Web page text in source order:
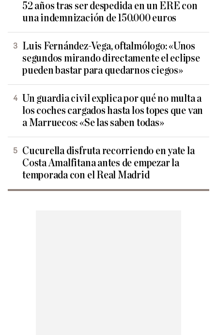
52 años tras ser despedida en un ERE con
una indemnización de 150.000 euros
Luis Fernández-Vega, oftalmólogo: «Unos
segundos mirando directamente el eclipse
pueden bastar para quedarnos ciegos»
Un guardia civil explica por qué no multa a
los coches cargados hasta los topes que van
a Marruecos: «Se las saben todas»
Cucurella disfruta recorriendo en yate la
Costa Amalfitana antes de empezar la
temporada con el Real Madrid